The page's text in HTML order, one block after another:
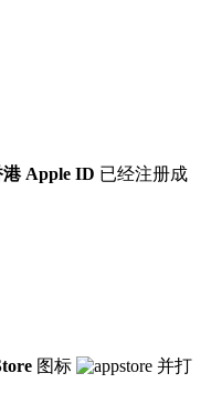
港 Apple ID 已经注册成
图标
并打